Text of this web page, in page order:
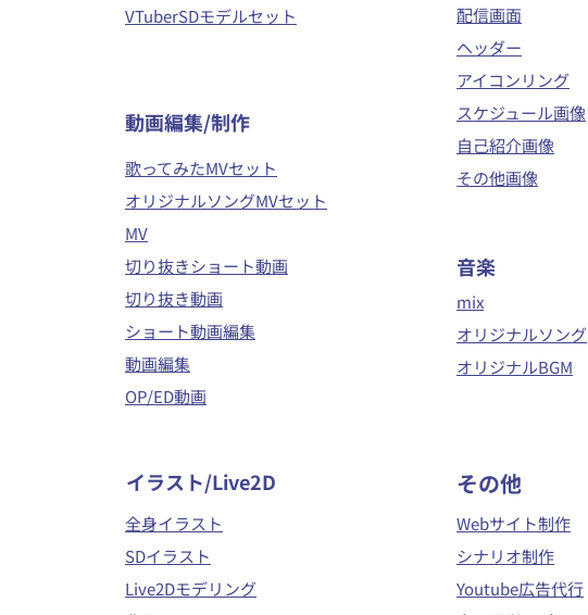
VTuberSDモデルセット
​動画編集/制作
歌ってみたMVセット
オリジナルソングMVセット
MV
切り抜きショート動画
切り抜き動画
ショート動画編集
動画編集
OP/ED動画
配信画面
ヘッダー
アイコンリング
スケジュール画像
自己紹介画像
その他画像
音楽
mix
オリジナルソング
オリジナルBGM
イラスト/Live2D
全身イラスト
SDイラスト
Live2Dモデリング
​その他
Webサイト制作
シナリオ制作
Youtube広告代行